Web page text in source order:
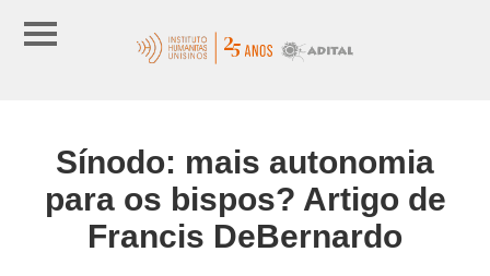
Sínodo: mais autonomia
para os bispos? Artigo de
Francis DeBernardo